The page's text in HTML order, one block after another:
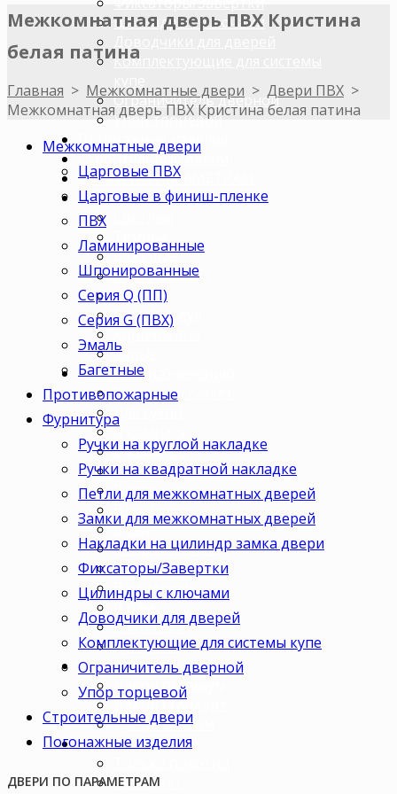
Цилиндры с ключами
Комплектующие для системы
Ограничитель дверной
Упор торцевой
Погонажные изделия
Строительные двери
ДВЕРИ ПО ПАРАМЕТРАМ
Двери по цветам
Бежевые
Венге
Орех
Беленый дуб
Коричневые
Серые
Двери по назначению
В ванную/туалет
Для кухни
В комнату
В кабинет
В детскую
В спальню
В зал
В гардеробную
В коридор
В кладовку
В офис
В коттедж
Для дачи
Ценовая категория
Двери премиум
Двери стандарт
Двери эконом
Комплектация
Комплект
Межкомнатная дверь ПВХ Кристина
белая патина
Главная > Межкомнатные двери > Двери ПВХ >
Межкомнатная дверь ПВХ Кристина белая патина
Межкомнатные двери
Царговые ПВХ
Царговые в финиш-пленке
ПВХ
Ламинированные
Шпонированные
Серия Q (ПП)
Серия G (ПВХ)
Эмаль
Багетные
Противопожарные
Фурнитура
Ручки на круглой накладке
Ручки на квадратной накладке
Петли для межкомнатных дверей
Замки для межкомнатных дверей
Накладки на цилиндр замка двери
Фиксаторы/Завертки
Цилиндры с ключами
Доводчики для дверей
Комплектующие для системы купе
Ограничитель дверной
Упор торцевой
Строительные двери
Погонажные изделия
ДВЕРИ ПО ПАРАМЕТРАМ